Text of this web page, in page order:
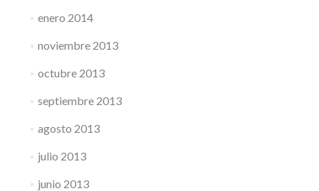
enero 2014
noviembre 2013
octubre 2013
septiembre 2013
agosto 2013
julio 2013
junio 2013